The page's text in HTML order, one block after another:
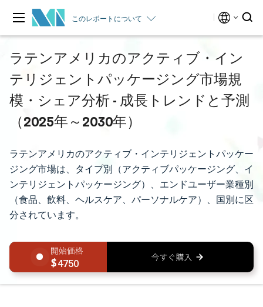
このレポートについて
ラテンアメリカのアクティブ・イン
テリジェントパッケージング市場規
模・シェア分析 - 成長トレンドと予測
（2025年～2030年）
ラテンアメリカのアクティブ・インテリジェントパッケー
ジング市場は、タイプ別（アクティブパッケージング、イ
ンテリジェントパッケージング）、エンドユーザー業種別
（食品、飲料、ヘルスケア、パーソナルケア）、国別に区
分されています。
4750